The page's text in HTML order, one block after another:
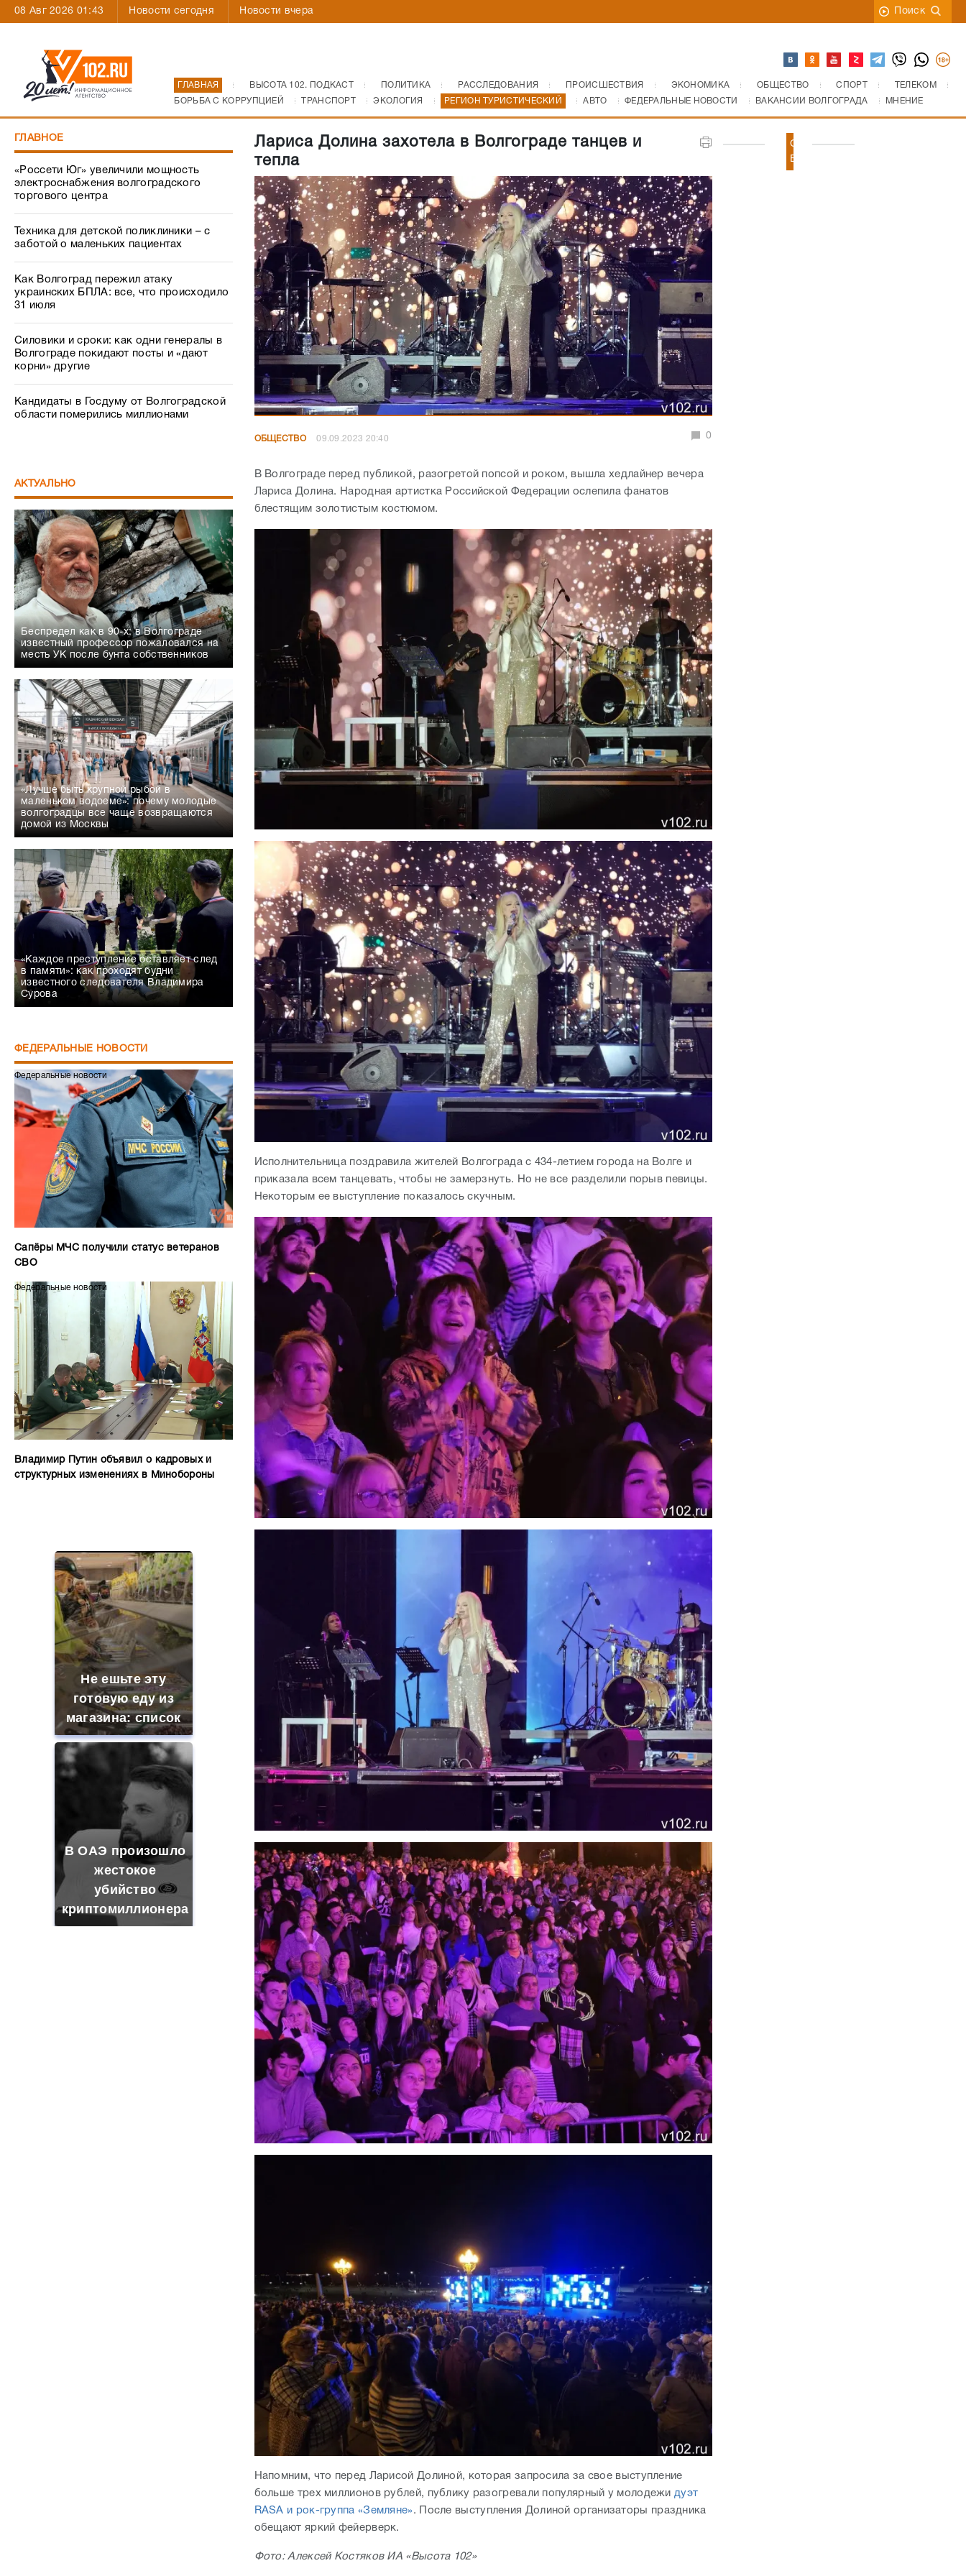
08 Авг 2026 01:43 Новости сегодня Новости вчера Поиск
ГЛАВНАЯ ВЫСОТА 102. ПОДКАСТ ПОЛИТИКА РАССЛЕДОВАНИЯ ПРОИСШЕСТВИЯ ЭКОНОМИКА ОБЩЕСТВО СПОРТ
ТЕЛЕКОМ
БОРЬБА С КОРРУПЦИЕЙ
ТРАНСПОРТ ЭКОЛОГИЯ РЕГИОН ТУРИСТИЧЕСКИЙ АВТО ФЕДЕРАЛЬНЫЕ НОВОСТИ ВАКАНСИИ ВОЛГОГРАДА МНЕНИЕ
ГЛАВНОЕ
«Россети Юг» увеличили мощность
электроснабжения волгоградского
торгового центра
Техника для детской поликлиники – с
заботой о маленьких пациентах
Как Волгоград пережил атаку
украинских БПЛА: все, что происходило
31 июля
Силовики и сроки: как одни генералы в
Волгограде покидают посты и «дают
корни» другие
Кандидаты в Госдуму от Волгоградской
области померились миллионами
АКТУАЛЬНО
Беспредел как в 90-х: в Волгограде
известный профессор пожаловался на
месть УК после бунта собственников
«Лучше быть крупной рыбой в
маленьком водоеме»: почему молодые
волгоградцы все чаще возвращаются
домой из Москвы
«Каждое преступление оставляет след
в памяти»: как проходят будни
известного следователя Владимира
Сурова
ФЕДЕРАЛЬНЫЕ НОВОСТИ
Федеральные новости
Сапёры МЧС получили статус ветеранов
СВО
Федеральные новости
Владимир Путин объявил о кадровых и
структурных изменениях в Минобороны
Не ешьте эту
готовую еду из
магазина: список
В ОАЭ произошло
жестокое
убийство
криптомиллионера
Лариса Долина захотела в Волгограде танцев и
тепла
ОБЩЕСТВО 09.09.2023 20:40 0
В Волгограде перед публикой, разогретой попсой и роком, вышла хедлайнер вечера
Лариса Долина. Народная артистка Российской Федерации ослепила фанатов
блестящим золотистым костюмом.
Исполнительница поздравила жителей Волгограда с 434-летием города на Волге и
приказала всем танцевать, чтобы не замерзнуть. Но не все разделили порыв певицы.
Некоторым ее выступление показалось скучным.
Напомним, что перед Ларисой Долиной, которая запросила за свое выступление
больше трех миллионов рублей, публику разогревали популярный у молодежи дуэт
RASA и рок-группа «Земляне». После выступления Долиной организаторы праздника
обещают яркий фейерверк.
Фото: Алексей Костяков ИА «Высота 102»
СМОТРЕТЬ
ЕЩЁ